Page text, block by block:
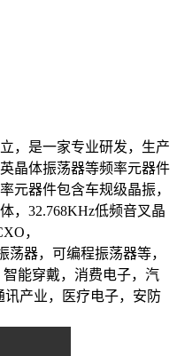
，是一家专业研发，生产
晶体振荡器等频率元器件
元器件包含车规级晶振，
，32.768KHz低频音叉晶
，
荡器，可编程振荡器等，
能穿戴，消费电子，汽
讯产业，医疗电子，安防